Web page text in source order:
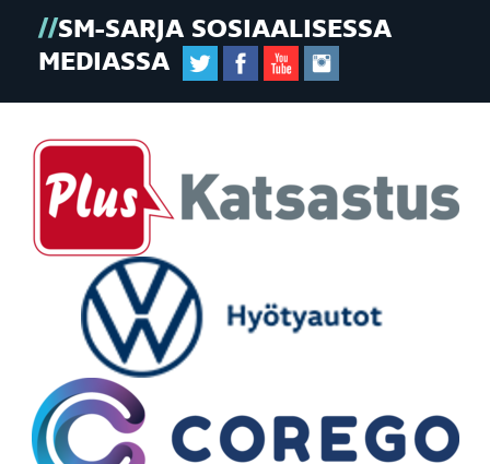
SM-SARJA SOSIAALISESSA
MEDIASSA